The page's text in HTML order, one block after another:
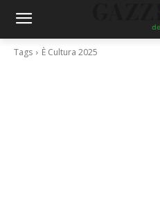
Tags È Cultura 2025